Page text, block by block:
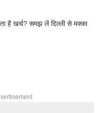
है खर्च? समझ लें दिल्ली से मक्का